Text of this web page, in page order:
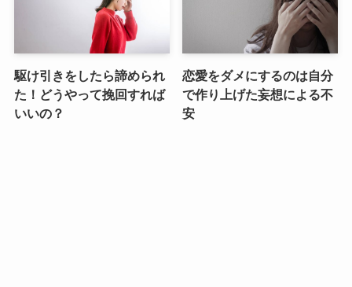
駆け引きをしたら諦められ
た！どうやって挽回すれば
いいの？
恋愛をダメにするのは自分
で作り上げた妄想による不
安